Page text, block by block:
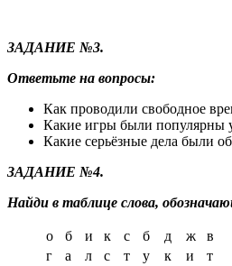
ЗАДАНИЕ №3.
Ответьте на вопросы:
Как проводили свободное
Какие игры были популярны
Какие серьёзные дела были
ЗАДАНИЕ №4.
Найди в таблице слова,
о б и к с б д ж
в
г
а л с т у к и
т